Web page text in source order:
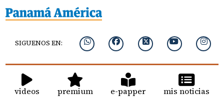
SIGUENOS EN:
videos premium e-papper mis noticias